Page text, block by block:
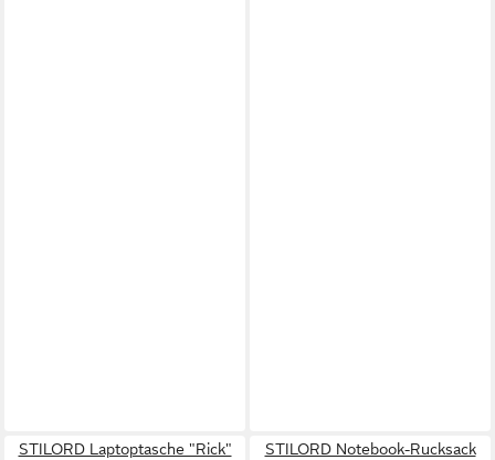
STILORD Laptoptasche "Rick"
STILORD Notebook-Rucksack